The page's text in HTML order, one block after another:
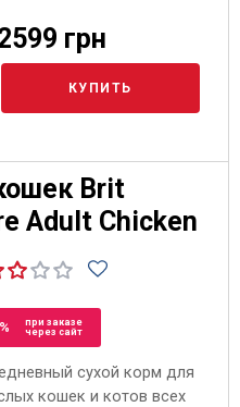
грн
КУПИТЬ
Brit
Adult Chicken
при заказе
через сайт
сухой корм для
кошек и котов всех